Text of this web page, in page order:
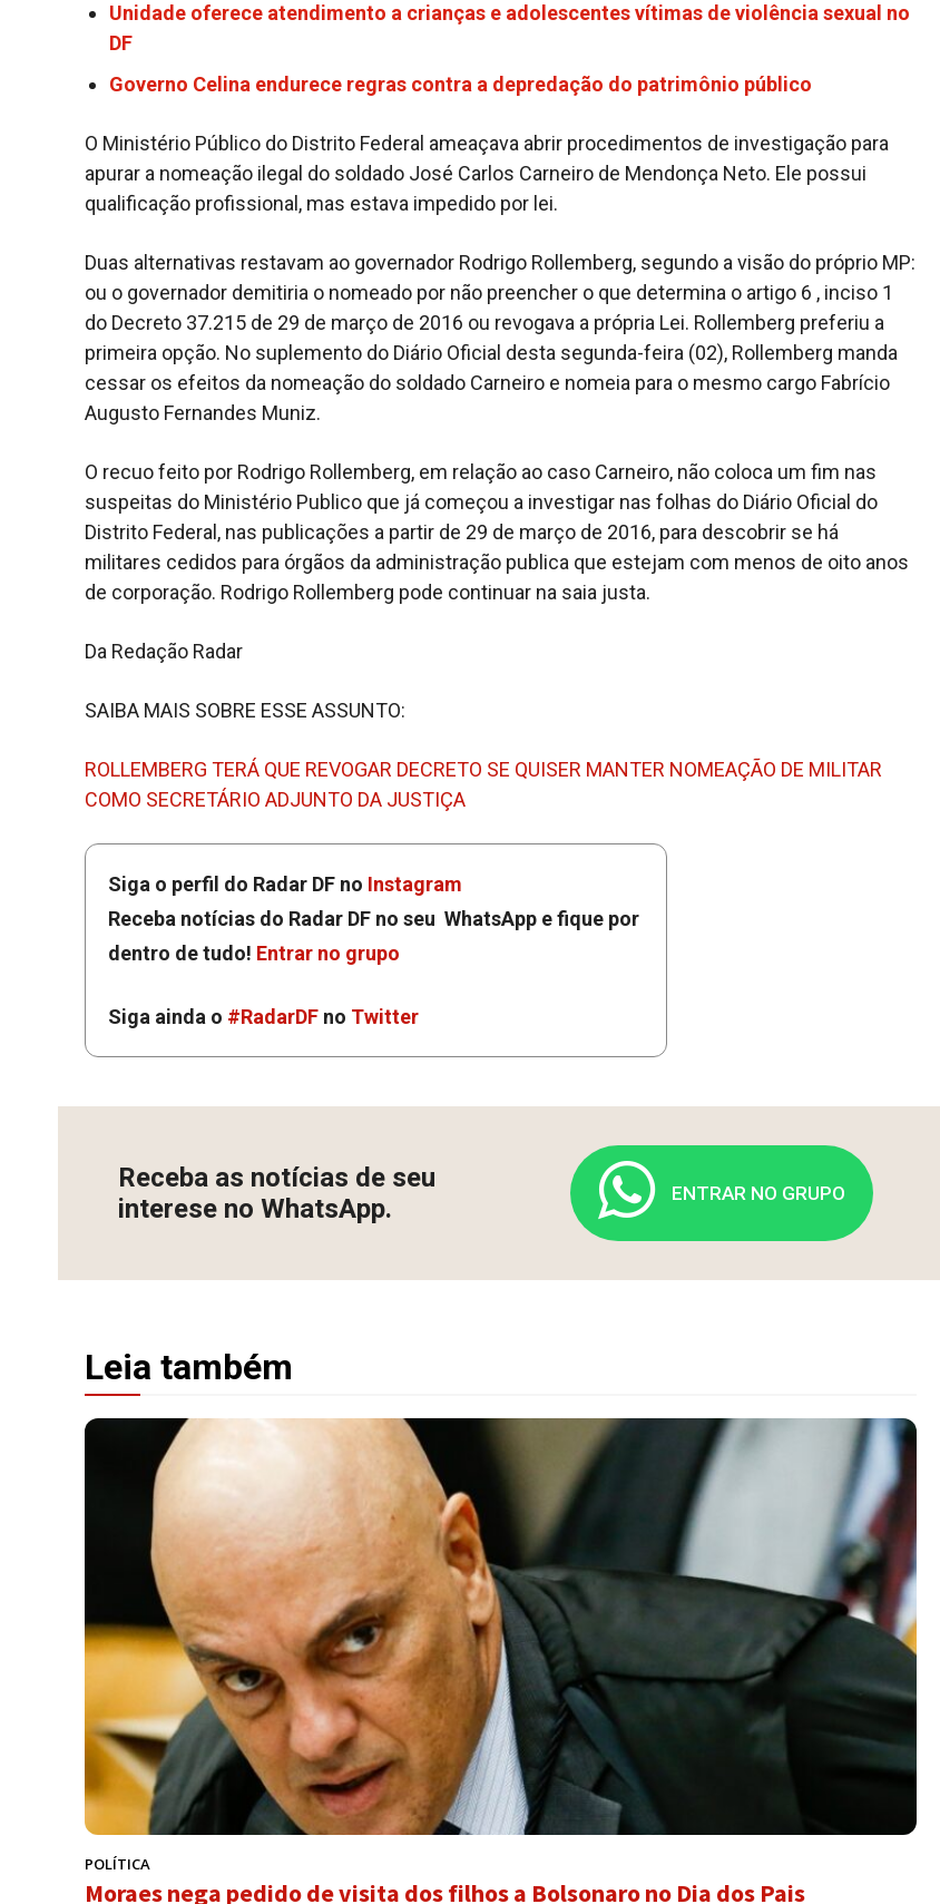
Unidade oferece atendimento a crianças e adolescentes vítimas de violência sexual no
DF
Governo Celina endurece regras contra a depredação do patrimônio público
O Ministério Público do Distrito Federal ameaçava abrir procedimentos de investigação para
apurar a nomeação ilegal do soldado José Carlos Carneiro de Mendonça Neto. Ele possui
qualificação profissional, mas estava impedido por lei.
Duas alternativas restavam ao governador Rodrigo Rollemberg, segundo a visão do próprio MP:
ou o governador demitiria o nomeado por não preencher o que determina o artigo 6 , inciso 1
do Decreto 37.215 de 29 de março de 2016 ou revogava a própria Lei. Rollemberg preferiu a
primeira opção. No suplemento do Diário Oficial desta segunda-feira (02), Rollemberg manda
cessar os efeitos da nomeação do soldado Carneiro e nomeia para o mesmo cargo Fabrício
Augusto Fernandes Muniz.
O recuo feito por Rodrigo Rollemberg, em relação ao caso Carneiro, não coloca um fim nas
suspeitas do Ministério Publico que já começou a investigar nas folhas do Diário Oficial do
Distrito Federal, nas publicações a partir de 29 de março de 2016, para descobrir se há
militares cedidos para órgãos da administração publica que estejam com menos de oito anos
de corporação. Rodrigo Rollemberg pode continuar na saia justa.
Da Redação Radar
SAIBA MAIS SOBRE ESSE ASSUNTO:
ROLLEMBERG TERÁ QUE REVOGAR DECRETO SE QUISER MANTER NOMEAÇÃO DE MILITAR
COMO SECRETÁRIO ADJUNTO DA JUSTIÇA
Siga o perfil do Radar DF no Instagram
Receba notícias do Radar DF no seu WhatsApp e fique por
dentro de tudo! Entrar no grupo
Siga ainda o #RadarDF no Twitter
Receba as notícias de seu
interese no WhatsApp.
ENTRAR NO GRUPO
Leia também
POLÍTICA
Moraes nega pedido de visita dos filhos a Bolsonaro no Dia dos Pais